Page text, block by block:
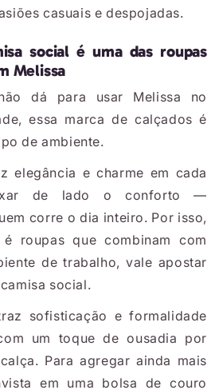
casuais e despojadas.
social é uma das roupas
Melissa
dá para usar Melissa no
essa marca de calçados é
de ambiente.
elegância e charme em cada
de lado o conforto —
corre o dia inteiro. Por isso,
roupas que combinam com
de trabalho, vale apostar
social.
sofisticação e formalidade
um toque de ousadia por
Para agregar ainda mais
em uma bolsa de couro